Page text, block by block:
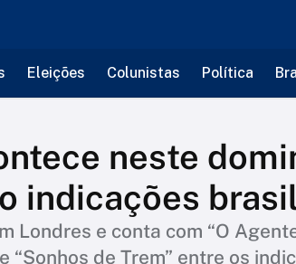
Eleições Colunistas Política
neste
indicações
Londres e conta com “O
“Sonhos de Trem” entre os